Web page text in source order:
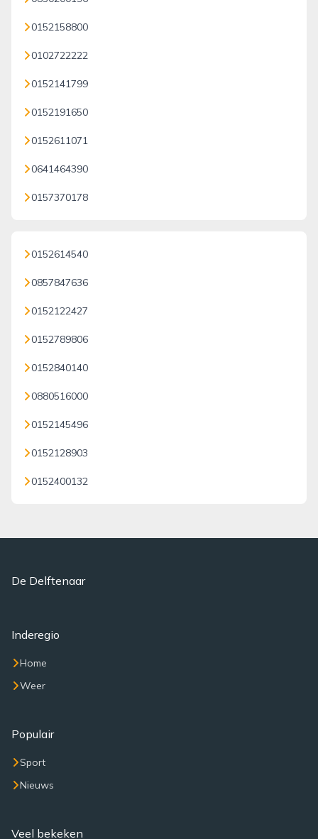
0152158800
0102722222
0152141799
0152191650
0152611071
0641464390
0157370178
0152614540
0857847636
0152122427
0152789806
0152840140
0880516000
0152145496
0152128903
0152400132
De Delftenaar
Inderegio
Home
Weer
Populair
Sport
Nieuws
Veel bekeken